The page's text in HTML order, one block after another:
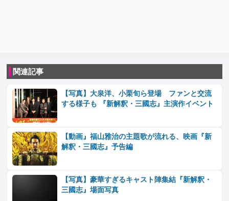
関連記事
【写真】大泉洋、小栗旬ら登場 ファンと交流
する様子も 『新解釈・三國志』主演作イベント
【動画』福山雅治の主題歌が流れる、映画『新
解釈・三國志』予告編
【写真】豪華すぎるキャスト陣集結『新解釈・
三國志』場面写真